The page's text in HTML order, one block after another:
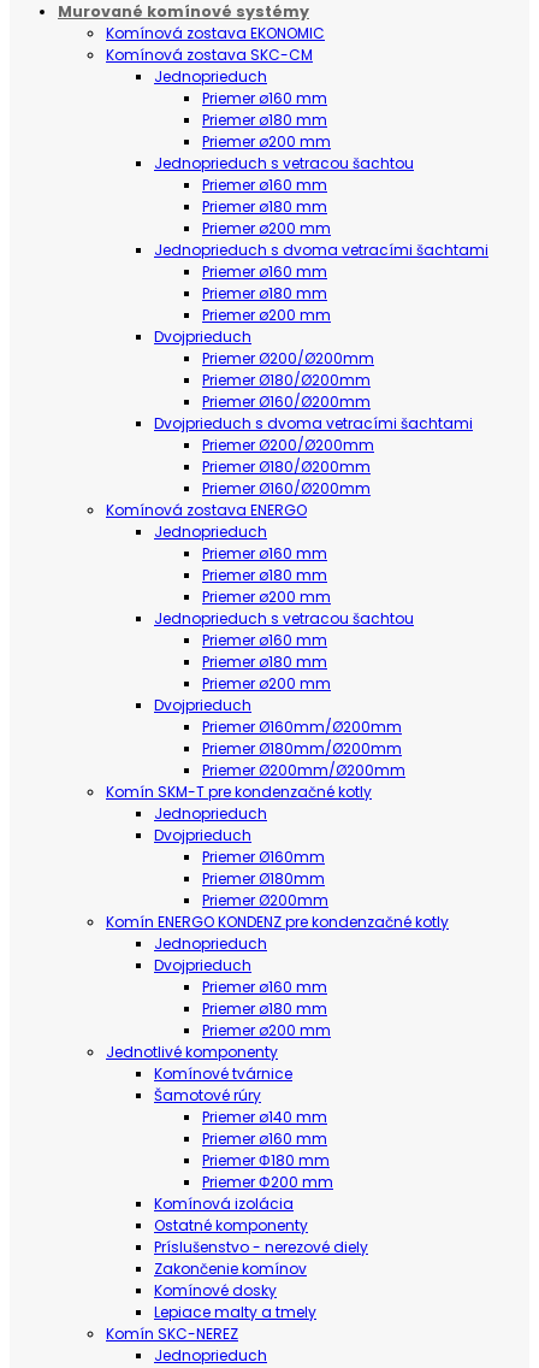
Murované komínové systémy
Komínová zostava EKONOMIC
Komínová zostava SKC-CM
Jednoprieduch
Priemer ø160 mm
Priemer ø180 mm
Priemer ø200 mm
Jednoprieduch s vetracou šachtou
Priemer ø160 mm
Priemer ø180 mm
Priemer ø200 mm
Jednoprieduch s dvoma vetracími šachtami
Priemer ø160 mm
Priemer ø180 mm
Priemer ø200 mm
Dvojprieduch
Priemer Ø200/Ø200mm
Priemer Ø180/Ø200mm
Priemer Ø160/Ø200mm
Dvojprieduch s dvoma vetracími šachtami
Priemer Ø200/Ø200mm
Priemer Ø180/Ø200mm
Priemer Ø160/Ø200mm
Komínová zostava ENERGO
Jednoprieduch
Priemer ø160 mm
Priemer ø180 mm
Priemer ø200 mm
Jednoprieduch s vetracou šachtou
Priemer ø160 mm
Priemer ø180 mm
Priemer ø200 mm
Dvojprieduch
Priemer Ø160mm/Ø200mm
Priemer Ø180mm/Ø200mm
Priemer Ø200mm/Ø200mm
Komín SKM-T pre kondenzačné kotly
Jednoprieduch
Dvojprieduch
Priemer Ø160mm
Priemer Ø180mm
Priemer Ø200mm
Komín ENERGO KONDENZ pre kondenzačné kotly
Jednoprieduch
Dvojprieduch
Priemer ø160 mm
Priemer ø180 mm
Priemer ø200 mm
Jednotlivé komponenty
Komínové tvárnice
Šamotové rúry
Priemer ø140 mm
Priemer ø160 mm
Priemer Φ180 mm
Priemer Φ200 mm
Komínová izolácia
Ostatné komponenty
Príslušenstvo - nerezové diely
Zakončenie komínov
Komínové dosky
Lepiace malty a tmely
Komín SKC-NEREZ
Jednoprieduch